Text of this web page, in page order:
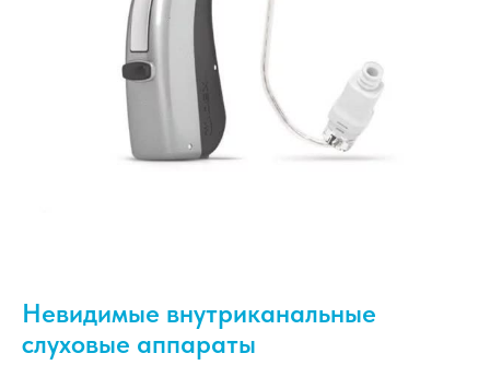
Невидимые внутриканальные
слуховые аппараты